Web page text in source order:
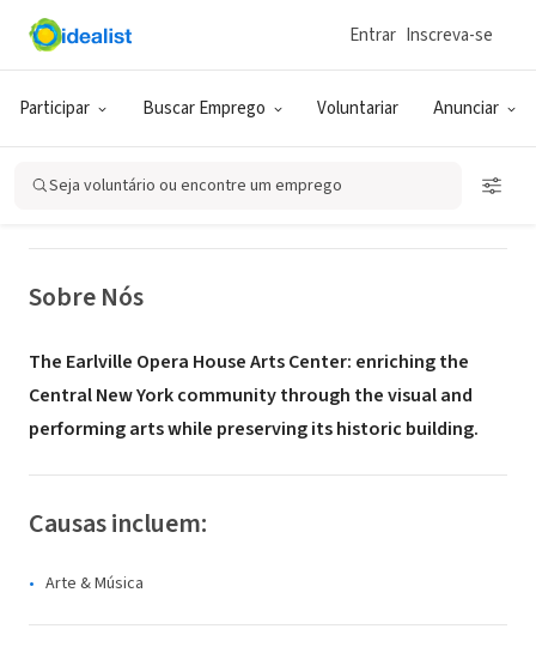
Participar Buscar Emprego Voluntariar Anunciar
Entrar Inscreva-se
Seja voluntário ou encontre um emprego
ONG (SETOR SOCIAL)
Earlville Opera House
Sobre Nós
The Earlville Opera House Arts Center: enriching the
Central New York community through the visual and
performing arts while preserving its historic building.
Causas incluem:
Arte & Música